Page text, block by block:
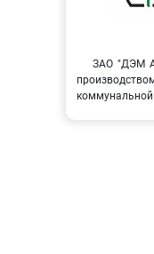
ЗАО "ДЭМ
коммунальной